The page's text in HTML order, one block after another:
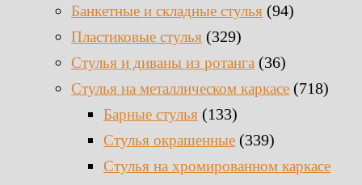
Банкетные и складные стулья (94)
Пластиковые стулья (329)
Стулья и диваны из ротанга (36)
Стулья на металлическом каркасе (718)
Барные стулья (133)
Стулья окрашенные (339)
Стулья на хромированном каркасе